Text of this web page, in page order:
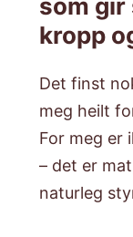
som gir
kropp
Det finst
meg heilt
For meg er
– det er
naturleg